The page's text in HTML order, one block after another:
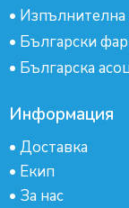
• Изпълнителна
• Български
• Българска
Информация
• Доставка
• Екип
• За нас